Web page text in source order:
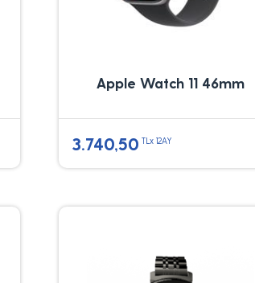
Apple Watch 11 46mm
3.740,50 TLx 12AY